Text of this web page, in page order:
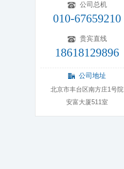
公司总机
010-67659210
贵宾直线
18618129896
公司地址
北京市丰台区南方庄1号院
安富大厦511室